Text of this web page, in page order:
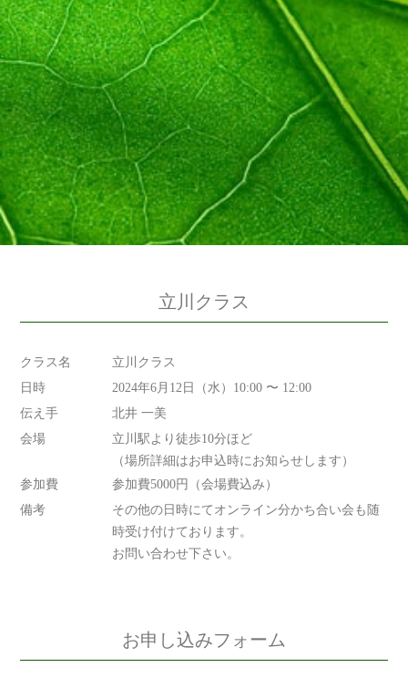
立川クラス
クラス名
立川クラス
日時
2024年6月12日（水）10:00 〜 12:00
伝え手
北井 一美
会場
立川駅より徒歩10分ほど
（場所詳細はお申込時にお知らせします）
参加費
参加費5000円（会場費込み）
備考
その他の日時にてオンライン分かち合い会も随
時受け付けております。
お問い合わせ下さい。
お申し込みフォーム